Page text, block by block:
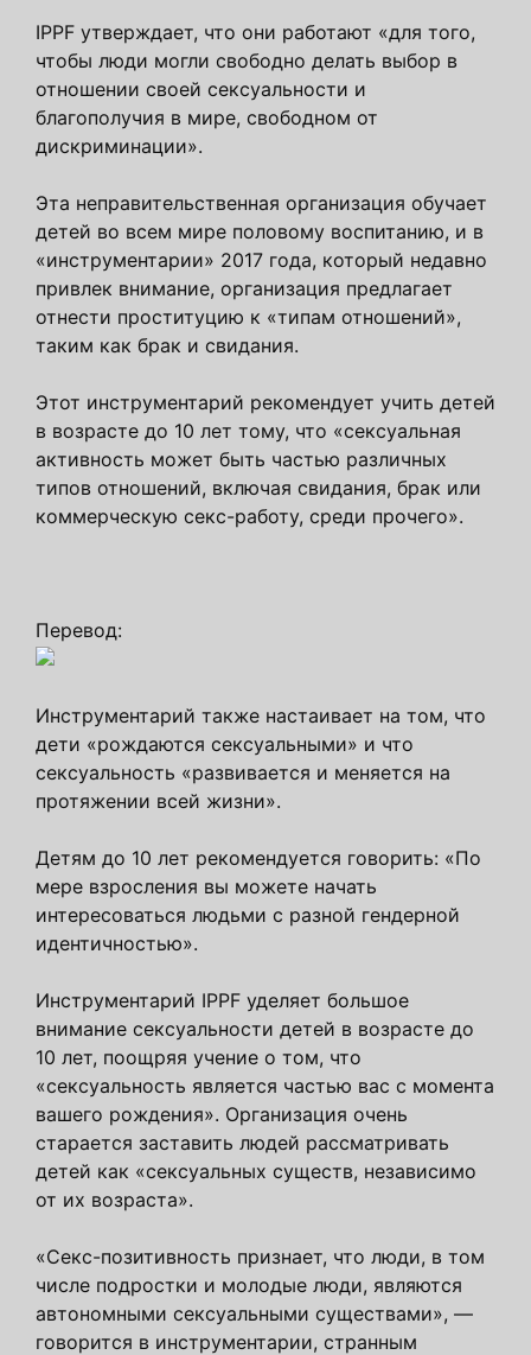
IPPF утверждает, что они работают «для того,
чтобы люди могли свободно делать выбор в
отношении своей сексуальности и
благополучия в мире, свободном от
дискриминации».
Эта неправительственная организация обучает
детей во всем мире половому воспитанию, и в
«инструментарии» 2017 года, который недавно
привлек внимание, организация предлагает
отнести проституцию к «типам отношений»,
таким как брак и свидания.
Этот инструментарий рекомендует учить детей
в возрасте до 10 лет тому, что «сексуальная
активность может быть частью различных
типов отношений, включая свидания, брак или
коммерческую секс-работу, среди прочего».
Перевод:
Инструментарий также настаивает на том, что
дети «рождаются сексуальными» и что
сексуальность «развивается и меняется на
протяжении всей жизни».
Детям до 10 лет рекомендуется говорить: «По
мере взросления вы можете начать
интересоваться людьми с разной гендерной
идентичностью».
Инструментарий IPPF уделяет большое
внимание сексуальности детей в возрасте до
10 лет, поощряя учение о том, что
«сексуальность является частью вас с момента
вашего рождения». Организация очень
старается заставить людей рассматривать
детей как «сексуальных существ, независимо
от их возраста».
«Секс-позитивность признает, что люди, в том
числе подростки и молодые люди, являются
автономными сексуальными существами», —
говорится в инструментарии, странным